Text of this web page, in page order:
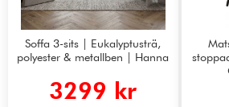
Soffa 3-sits | Eukalyptusträ,
polyester & metallben | Hanna
3299 kr